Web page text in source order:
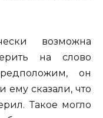
возможна
на слово
он
ему сказали, что
Такое могло